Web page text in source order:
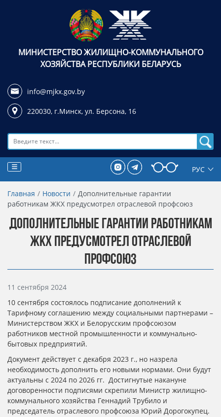
МИНИСТЕРСТВО ЖИЛИЩНО-КОММУНАЛЬНОГО
ХОЗЯЙСТВА РЕСПУБЛИКИ БЕЛАРУСЬ
info@mjkx.gov.by
220030, г.Минск, ул. Берсона, 16
Поиск
Главная Новости
Дополнительные гарантии
работникам ЖКХ предусмотрел отраслевой профсоюз
ДОПОЛНИТЕЛЬНЫЕ ГАРАНТИИ РАБОТНИКАМ
ЖКХ ПРЕДУСМОТРЕЛ ОТРАСЛЕВОЙ
ПРОФСОЮЗ
Информация о материале
11 сентября 2024
10 сентября состоялось подписание дополнений к
Тарифному соглашению между социальными партнерами –
Министерством ЖКХ и Белорусским профсоюзом
работников местной промышленности и коммунально-
бытовых предприятий.
Документ действует с декабря 2023 г., но назрела
необходимость дополнить его новыми нормами. Они будут
актуальны с 2024 по 2026 гг. Достигнутые накануне
договоренности подписями скрепили Министр жилищно-
коммунального хозяйства Геннадий Трубило и
председатель отраслевого профсоюза Юрий Дорогокупец.